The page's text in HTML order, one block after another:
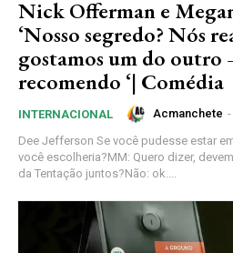
Nick Offerman e
‘Nosso segredo? Nós
gostamos um do outro
recomendo ‘| Comédia
INTERNACIONAL Acmanchete -
Dee Jefferson Se você pudesse estar
você escolheria?MM: Quero dizer,
da Tentação juntos?Não: ok....